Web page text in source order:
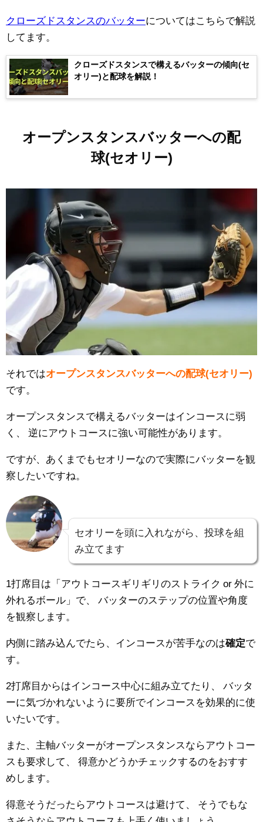
クローズドスタンスのバッターについてはこちらで解説
してます。
クローズドスタンスで構えるバッターの傾向(セ
オリー)と配球を解説！
オープンスタンスバッターへの配
球(セオリー)
それではオープンスタンスバッターへの配球(セオリー)
です。
オープンスタンスで構えるバッターはインコースに弱
く、
逆にアウトコースに強い可能性があります。
ですが、あくまでもセオリーなので実際にバッターを観
察したいですね。
セオリーを頭に入れながら、投球を組
み立てます
1打席目は「アウトコースギリギリのストライク or 外に
外れるボール」で、
バッターのステップの位置や角度
を観察します。
内側に踏み込んでたら、インコースが苦手なのは確定で
す。
2打席目からはインコース中心に組み立てたり、
バッタ
ーに気づかれないように要所でインコースを効果的に使
いたいです。
また、主軸バッターがオープンスタンスならアウトコー
スも要求して、
得意かどうかチェックするのをおすす
めします。
得意そうだったらアウトコースは避けて、
そうでもな